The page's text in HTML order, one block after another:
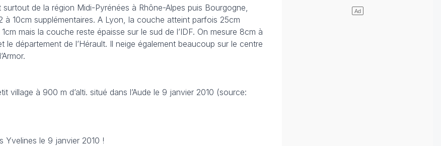
de la région Midi-Pyrénées à Rhône-Alpes puis Bourgogne,
à 10cm supplémentaires. A Lyon, la couche atteint parfois 25cm
mais la couche reste épaisse sur le sud de l’IDF. On mesure 8cm à
département de l’Hérault. Il neige également beaucoup sur le centre
village à 900 m d’alti. situé dans l’Aude le 9 janvier 2010 (source:
Yvelines le 9 janvier 2010 !